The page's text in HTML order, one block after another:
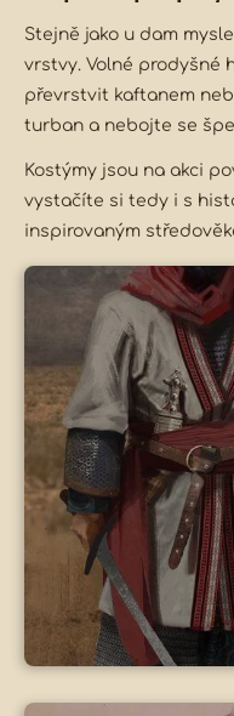
Stejně jako u dam
vrstvy. Volné prodyšné
převrstvit kaftanem
turban a nebojte se
Kostýmy jsou na akci
vystačíte si tedy i s
inspirovaným